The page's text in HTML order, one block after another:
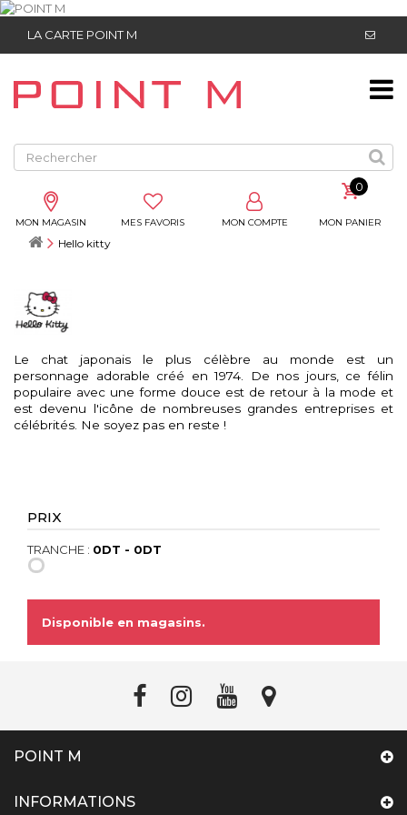
LA CARTE POINT M
MON MAGASIN MES FAVORIS MON COMPTE
0
MON PANIER
Hello kitty
Le chat japonais le plus célèbre au monde est un
personnage adorable créé en 1974. De nos jours, ce félin
populaire avec une forme douce est de retour à la mode et
est devenu l'icône de nombreuses grandes entreprises et
célébrités. Ne soyez pas en reste !
PRIX
TRANCHE : 0DT - 0DT
Disponible en magasins.
POINT M
INFORMATIONS